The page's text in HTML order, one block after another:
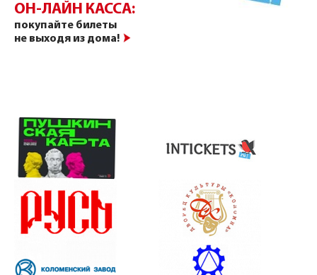
ОН-ЛАЙН КАССА:
покупайте билеты
не выходя из дома!